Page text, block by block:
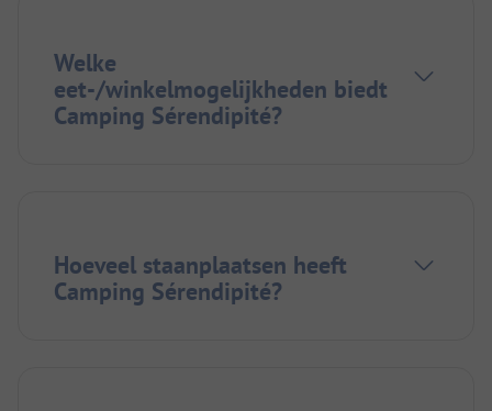
Welke
eet-/winkelmogelijkheden biedt
Camping Sérendipité?
Hoeveel staanplaatsen heeft
Camping Sérendipité?